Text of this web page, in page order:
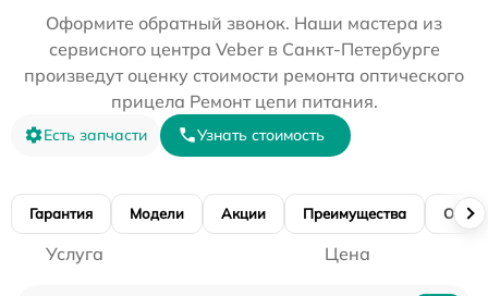
Оформите обратный звонок. Наши мастера из
сервисного центра Veber в Санкт-Петербурге
произведут оценку стоимости ремонта оптического
прицела Ремонт цепи питания.
Есть запчасти Узнать стоимость
Гарантия Модели Акции Преимущества
Услуга Цена